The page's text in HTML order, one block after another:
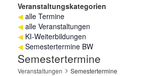
Veranstaltungskategorien
◀ alle Termine
◀ alle Veranstaltungen
◀ KI-Weiterbildungen
◀ Semestertermine BW
Semestertermine
Veranstaltungen Semestertermine